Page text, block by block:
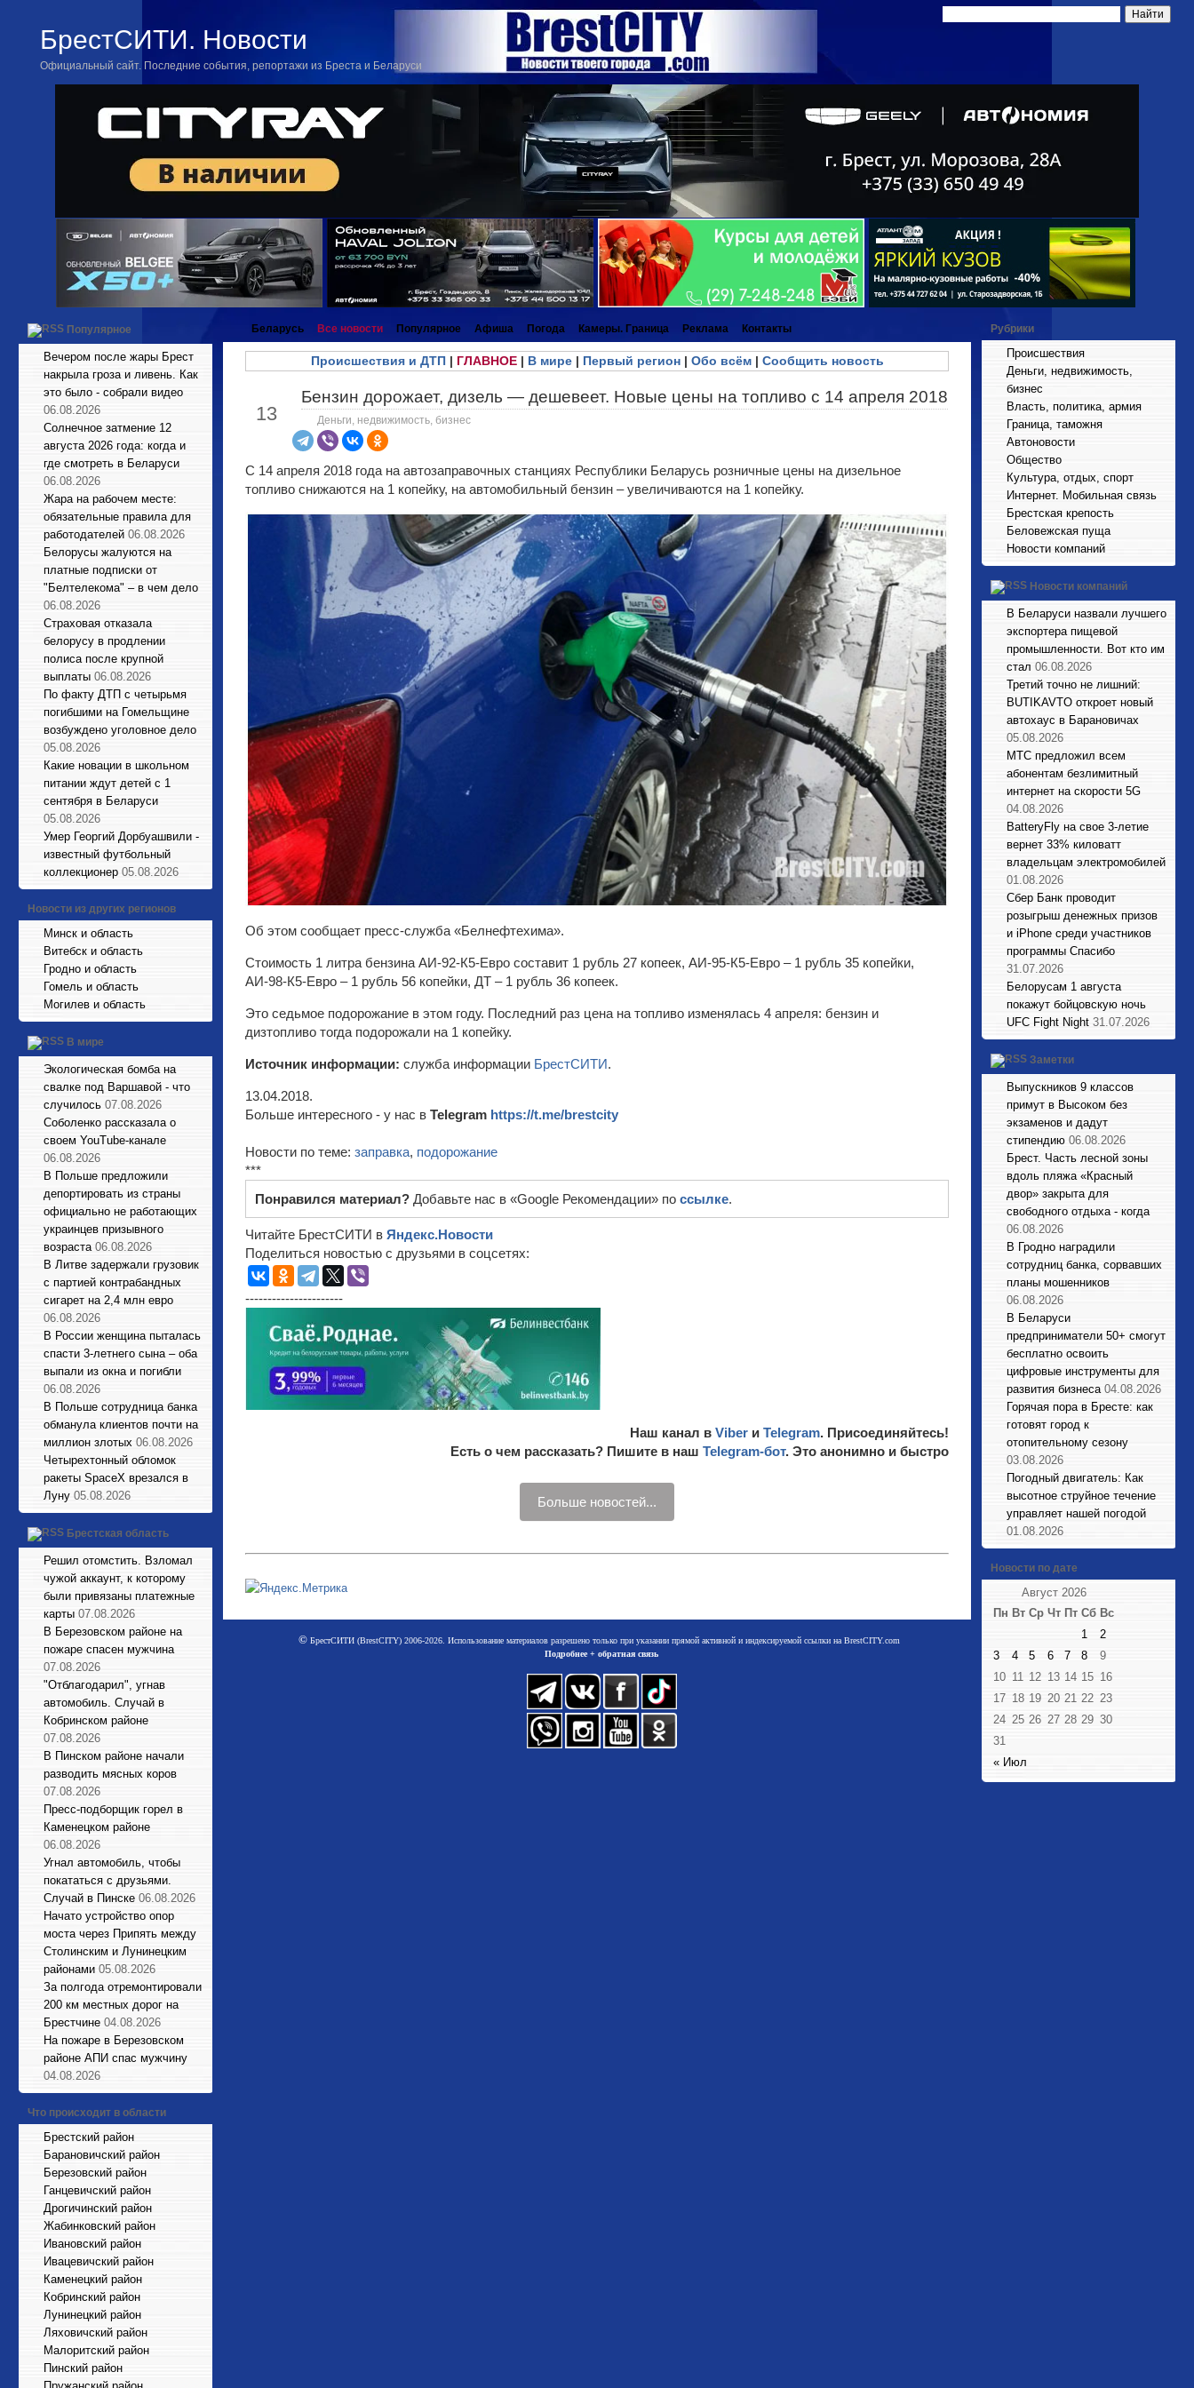
БрестСИТИ. Новости
Официальный сайт. Последние события, репортажи из Бреста и Беларуси
Популярное
Вечером после жары Брест
накрыла гроза и ливень. Как
это было - собрали видео
06.08.2026
Солнечное затмение 12
августа 2026 года: когда и
где смотреть в Беларуси
06.08.2026
Жара на рабочем месте:
обязательные правила для
работодателей 06.08.2026
Белорусы жалуются на
платные подписки от
"Белтелекома" – в чем дело
06.08.2026
Страховая отказала
белорусу в продлении
полиса после крупной
выплаты 06.08.2026
По факту ДТП с четырьмя
погибшими на Гомельщине
возбуждено уголовное дело
05.08.2026
Какие новации в школьном
питании ждут детей с 1
сентября в Беларуси
05.08.2026
Умер Георгий Дорбуашвили -
известный футбольный
коллекционер 05.08.2026
Новости из других регионов
Минск и область
Витебск и область
Гродно и область
Гомель и область
Могилев и область
В мире
Экологическая бомба на
свалке под Варшавой - что
случилось 07.08.2026
Соболенко рассказала о
своем YouTube-канале
06.08.2026
В Польше предложили
депортировать из страны
официально не работающих
украинцев призывного
возраста 06.08.2026
В Литве задержали грузовик
с партией контрабандных
сигарет на 2,4 млн евро
06.08.2026
В России женщина пыталась
спасти 3-летнего сына – оба
выпали из окна и погибли
06.08.2026
В Польше сотрудница банка
обманула клиентов почти на
миллион злотых 06.08.2026
Четырехтонный обломок
ракеты SpaceX врезался в
Луну 05.08.2026
Брестская область
Решил отомстить. Взломал
чужой аккаунт, к которому
были привязаны платежные
карты 07.08.2026
В Березовском районе на
пожаре спасен мужчина
07.08.2026
"Отблагодарил", угнав
автомобиль. Случай в
Кобринском районе
07.08.2026
В Пинском районе начали
разводить мясных коров
07.08.2026
Пресс-подборщик горел в
Каменецком районе
06.08.2026
Угнал автомобиль, чтобы
покататься с друзьями.
Случай в Пинске 06.08.2026
Начато устройство опор
моста через Припять между
Столинским и Лунинецким
районами 05.08.2026
За полгода отремонтировали
200 км местных дорог на
Брестчине 04.08.2026
На пожаре в Березовском
районе АПИ спас мужчину
04.08.2026
Что происходит в области
Брестский район
Барановичский район
Березовский район
Ганцевичский район
Дрогичинский район
Жабинковский район
Ивановский район
Ивацевичский район
Каменецкий район
Кобринский район
Лунинецкий район
Ляховичский район
Малоритский район
Пинский район
Беларусь Все новости Популярное Афиша Погода Камеры. Граница Реклама Контакты
Происшествия и ДТП| ГЛАВНОЕ| В мире| Первый регион| Обо всём| Сообщить новость
13
Бензин дорожает, дизель — дешевеет. Новые цены на топливо с 14 апреля 2018
Деньги, недвижимость, бизнес
С 14 апреля 2018 года на автозаправочных станциях Республики Беларусь розничные цены на дизельное
топливо снижаются на 1 копейку, на автомобильный бензин – увеличиваются на 1 копейку.
Об этом сообщает пресс-служба «Белнефтехима».
Стоимость 1 литра бензина АИ-92-К5-Евро составит 1 рубль 27 копеек, АИ-95-К5-Евро – 1 рубль 35 копейки,
АИ-98-К5-Евро – 1 рубль 56 копейки, ДТ – 1 рубль 36 копеек.
Это седьмое подорожание в этом году. Последний раз цена на топливо изменялась 4 апреля: бензин и
дизтопливо тогда подорожали на 1 копейку.
Источник информации: служба информации БрестСИТИ.
13.04.2018.
Больше интересного - у нас в Telegram https://t.me/brestcity
Новости по теме: заправка, подорожание
***
Понравился материал? Добавьте нас в «Google Рекомендации» по ссылке.
Читайте БрестСИТИ в Яндекс.Новости
Поделиться новостью с друзьями в соцсетях:
----------------------
Наш канал в Viber и Telegram. Присоединяйтесь!
Есть о чем рассказать? Пишите в наш Telegram-бот. Это анонимно и быстро
Больше новостей...
©БрестСИТИ (BrestCITY) 2006-2026. Использование материалов разрешено только при указании прямой активной и индексируемой ссылки на BrestCITY.com
Подробнее + обратная связь
Рубрики
Происшествия
Деньги, недвижимость,
бизнес
Власть, политика, армия
Граница, таможня
Автоновости
Общество
Культура, отдых, спорт
Интернет. Мобильная связь
Брестская крепость
Беловежская пуща
Новости компаний
Новости компаний
В Беларуси назвали лучшего
экспортера пищевой
промышленности. Вот кто им
стал 06.08.2026
Третий точно не лишний:
BUTIKAVTO откроет новый
автохаус в Барановичах
05.08.2026
МТС предложил всем
абонентам безлимитный
интернет на скорости 5G
04.08.2026
BatteryFly на свое 3-летие
вернет 33% киловатт
владельцам электромобилей
01.08.2026
Сбер Банк проводит
розыгрыш денежных призов
и iPhone среди участников
программы Спасибо
31.07.2026
Белорусам 1 августа
покажут бойцовскую ночь
UFC Fight Night 31.07.2026
Заметки
Выпускников 9 классов
примут в Высоком без
экзаменов и дадут
стипендию 06.08.2026
Брест. Часть лесной зоны
вдоль пляжа «Красный
двор» закрыта для
свободного отдыха - когда
06.08.2026
В Гродно наградили
сотрудниц банка, сорвавших
планы мошенников
06.08.2026
В Беларуси
предприниматели 50+ смогут
бесплатно освоить
цифровые инструменты для
развития бизнеса 04.08.2026
Горячая пора в Бресте: как
готовят город к
отопительному сезону
03.08.2026
Погодный двигатель: Как
высотное струйное течение
управляет нашей погодой
01.08.2026
Новости по дате
Август 2026
Пн Вт Ср Чт Пт Сб Вс
« Июл
1
2
3
4 5 6 7 8
9
10 11 12 13 14 15 16
17 18 19 20 21 22 23
24 25 26 27 28 29 30
31